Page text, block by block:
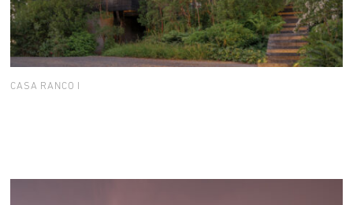
CASA RANCO I